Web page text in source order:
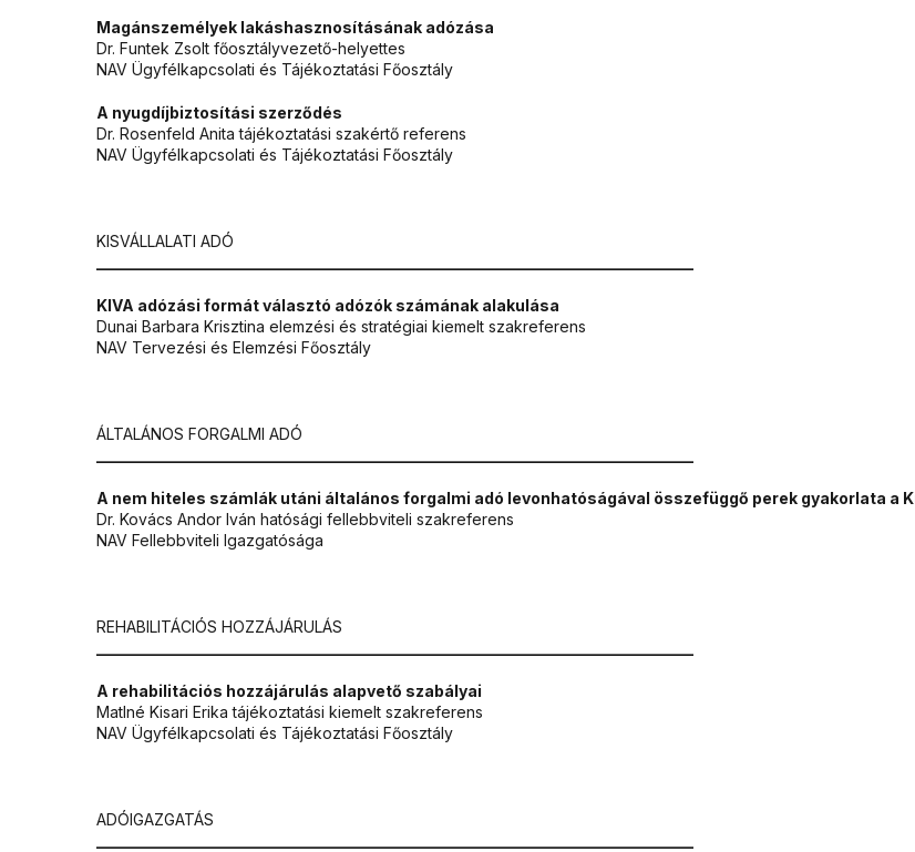
Magánszemélyek lakáshasznosításának adózása
Dr. Funtek Zsolt főosztályvezető-helyettes
NAV Ügyfélkapcsolati és Tájékoztatási Főosztály
A nyugdíjbiztosítási szerződés
Dr. Rosenfeld Anita tájékoztatási szakértő referens
NAV Ügyfélkapcsolati és Tájékoztatási Főosztály
KISVÁLLALATI ADÓ
KIVA adózási formát választó adózók számának alakulása
Dunai Barbara Krisztina elemzési és stratégiai kiemelt szakreferens
NAV Tervezési és Elemzési Főosztály
ÁLTALÁNOS FORGALMI ADÓ
A nem hiteles számlák utáni általános forgalmi adó levonhatóságával összefüggő perek gyakorlata a
Dr. Kovács Andor Iván hatósági fellebbviteli szakreferens
NAV Fellebbviteli Igazgatósága
REHABILITÁCIÓS HOZZÁJÁRULÁS
A rehabilitációs hozzájárulás alapvető szabályai
Matlné Kisari Erika tájékoztatási kiemelt szakreferens
NAV Ügyfélkapcsolati és Tájékoztatási Főosztály
ADÓIGAZGATÁS